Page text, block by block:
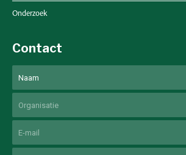
Onderzoek
Contact
Voornaam